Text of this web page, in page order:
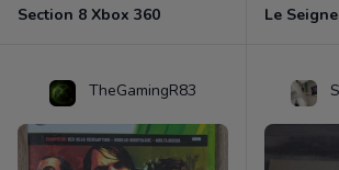
Section 8 Xbox 360
TheGamingR83